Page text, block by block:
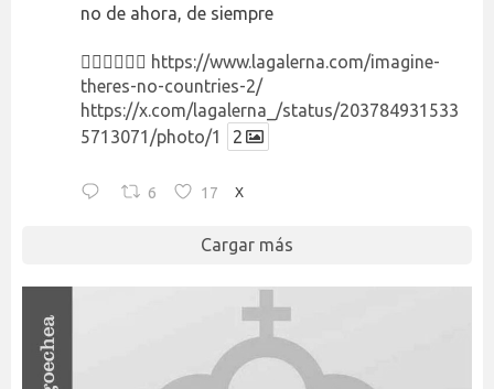
no de ahora, de siempre
👉🏻👉🏻👉🏻 https://www.lagalerna.com/imagine-
theres-no-countries-2/
https://x.com/lagalerna_/status/203784931533
5713071/photo/1
2
6 17 X
Cargar más